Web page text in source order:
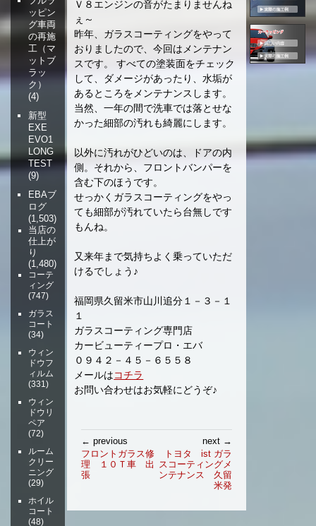
Ｖ８エンジンの音がたまりませんね
ぇ～
昨年、ガラスコーティングをやって
おりましたので、今回はメンテナン
スです。 すべての塗装面をチェック
して、ダメージがあったり、水垢が
あるところをメンテナンスします。
当然、一年の間で洗車では落とせな
かった細部の汚れも綺麗にします。
以外に汚れがひどいのは、ドアの内
側。それから、フロントバンパーを
含む下のほうです。
せっかくガラスコーティングをやっ
ても細部が汚れていたら台無しです
もんね。
又来年まで気持ちよく乗っていただ
けるでしょう♪
福岡県久留米市山川追分１－３－１
１
ガラスコーティング専門店
カービューティープロ・エバ
０９４２－４５－６５５８
メールはコチラ
お問い合わせはお気軽にどうぞ♪
稿
ナ
ビ
ー
← previous
フロントガラス修
理 １０Ｔ車 出
張
next →
トヨタ ist ガラ
スコーティングメ
ンテナンス 久留
米発
ッピン
グ車両
の再施
工（マ
ットブ
ラッ
ク）
(4)
新型
EXE
EVO1
LONG
TEST
(9)
EBAブ
ログ
(1,503)
当店の
仕上が
り
(1,480)
コーテ
ィング
(747)
ガラス
コート
(34)
ウィン
ドウフ
ィルム
(331)
ウィン
ドウリ
ペア
(72)
ルーム
クリー
ニング
(29)
ホイル
コート
(48)